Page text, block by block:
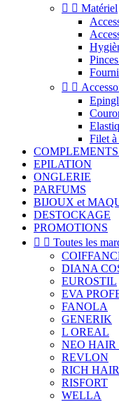
  Matériel
 
Filet
EPILATION
ONGLERIE
PARFUMS
BIJOUX et
DESTOCKAGE
PROMOTIONS
  Toutes les
DIANA
EUROSTIL
EVA
FANOLA
GENERIK
L OREAL
NEO HAIR
REVLON
RICH HAIR
RISFORT
WELLA